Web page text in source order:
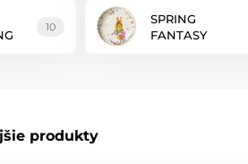
10
SPRING
FANTASY
produkty